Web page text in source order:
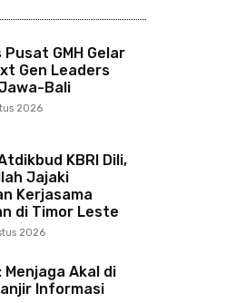
GMH Gelar
Gen Leaders
Bali
2026
KBRI Dili,
Jajaki
Kerjasama
di Timor Leste
2026
Akal di
Informasi